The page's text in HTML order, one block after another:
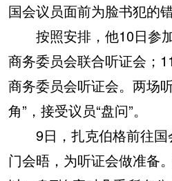
国会议员面前为脸书犯的错
按照安排，他10日参
商务委员会联合听证会；
商务委员会听证会。两场
角”，接受议员“盘问”。
9日，扎克伯格前往国
门会晤，为听证会做准备